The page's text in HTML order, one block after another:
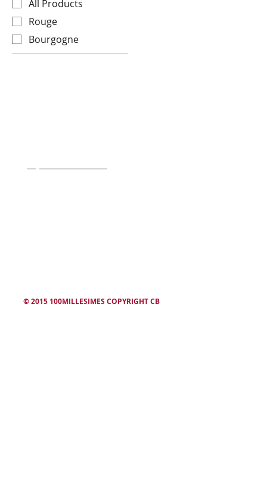
All Products
Rouge
Bourgogne
© 2015 100MILLESIMES COPYRIGHT CB